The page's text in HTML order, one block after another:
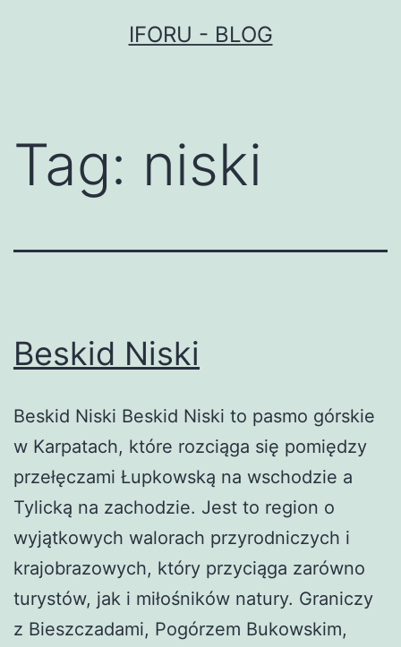
IFORU - BLOG
Tag: niski
Beskid Niski
Beskid Niski Beskid Niski to pasmo górskie
w Karpatach, które rozciąga się pomiędzy
przełęczami Łupkowską na wschodzie a
Tylicką na zachodzie. Jest to region o
wyjątkowych walorach przyrodniczych i
krajobrazowych, który przyciąga zarówno
turystów, jak i miłośników natury. Graniczy
z Bieszczadami, Pogórzem Bukowskim,